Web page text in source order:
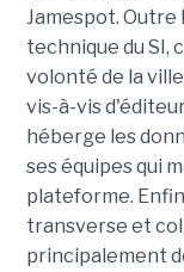
Jamespot.
technique du SI,
volonté de la
vis-à-vis
héberge les
ses équipes qui
plateforme.
transverse et
principalement